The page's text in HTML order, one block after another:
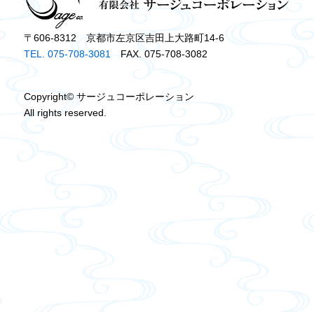
〒606-8312 京都市左京区吉田上大路町14-6
TEL. 075-708-3081
FAX. 075-708-3082
Copyright© サージュコーポレーション
All rights reserved.